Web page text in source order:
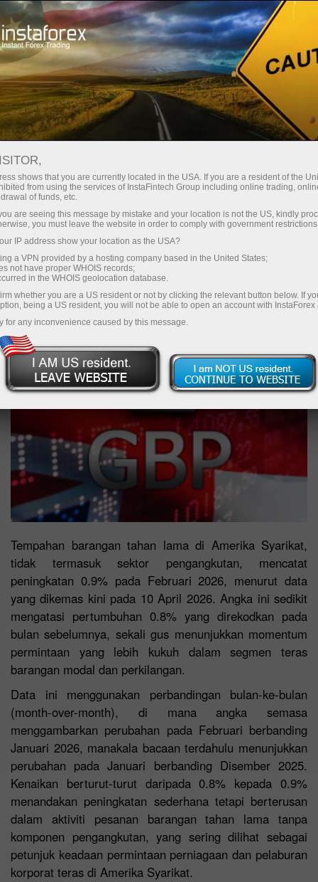
Untuk Pedagang Berita Pasaran Forex
TEMPAHAN BARANGAN TAHAN
LAMA AS (TIDAK TERMASUK
PENGANGKUTAN) NAIK 0.9%
PADA FEBRUARI
Tempahan barangan tahan lama di Amerika Syarikat,
tidak termasuk sektor pengangkutan, mencatat
peningkatan 0.9% pada Februari 2026, menurut data
yang dikemas kini pada 10 April 2026. Angka ini sedikit
mengatasi pertumbuhan 0.8% yang direkodkan pada
bulan sebelumnya, sekali gus menunjukkan momentum
permintaan yang lebih kukuh dalam segmen teras
barangan modal dan perkilangan.
Data ini menggunakan perbandingan bulan-ke-bulan
(month-over-month), di mana angka semasa
menggambarkan perubahan pada Februari berbanding
Januari 2026, manakala bacaan terdahulu menunjukkan
perubahan pada Januari berbanding Disember 2025.
Kenaikan berturut-turut daripada 0.8% kepada 0.9%
menandakan peningkatan sederhana tetapi berterusan
dalam aktiviti pesanan barangan tahan lama tanpa
komponen pengangkutan, yang sering dilihat sebagai
petunjuk keadaan permintaan perniagaan dan pelaburan
korporat teras di Amerika Syarikat.
shows that you are currently located in the USA. If you are a resident of the
from using the services of InstaFintech Group including online trading,
of funds, etc.
are seeing this message by mistake and your location is not the US, kindly
you must leave the website in order to comply with government
IP address show your location as the USA?
a VPN provided by a hosting company based in the United States;
not have proper WHOIS records;
in the WHOIS geolocation database.
whether you are a US resident or not by clicking the relevant button below. If
being a US resident, you will not be able to open an account with InstaForex
for any inconvenience caused by this message.